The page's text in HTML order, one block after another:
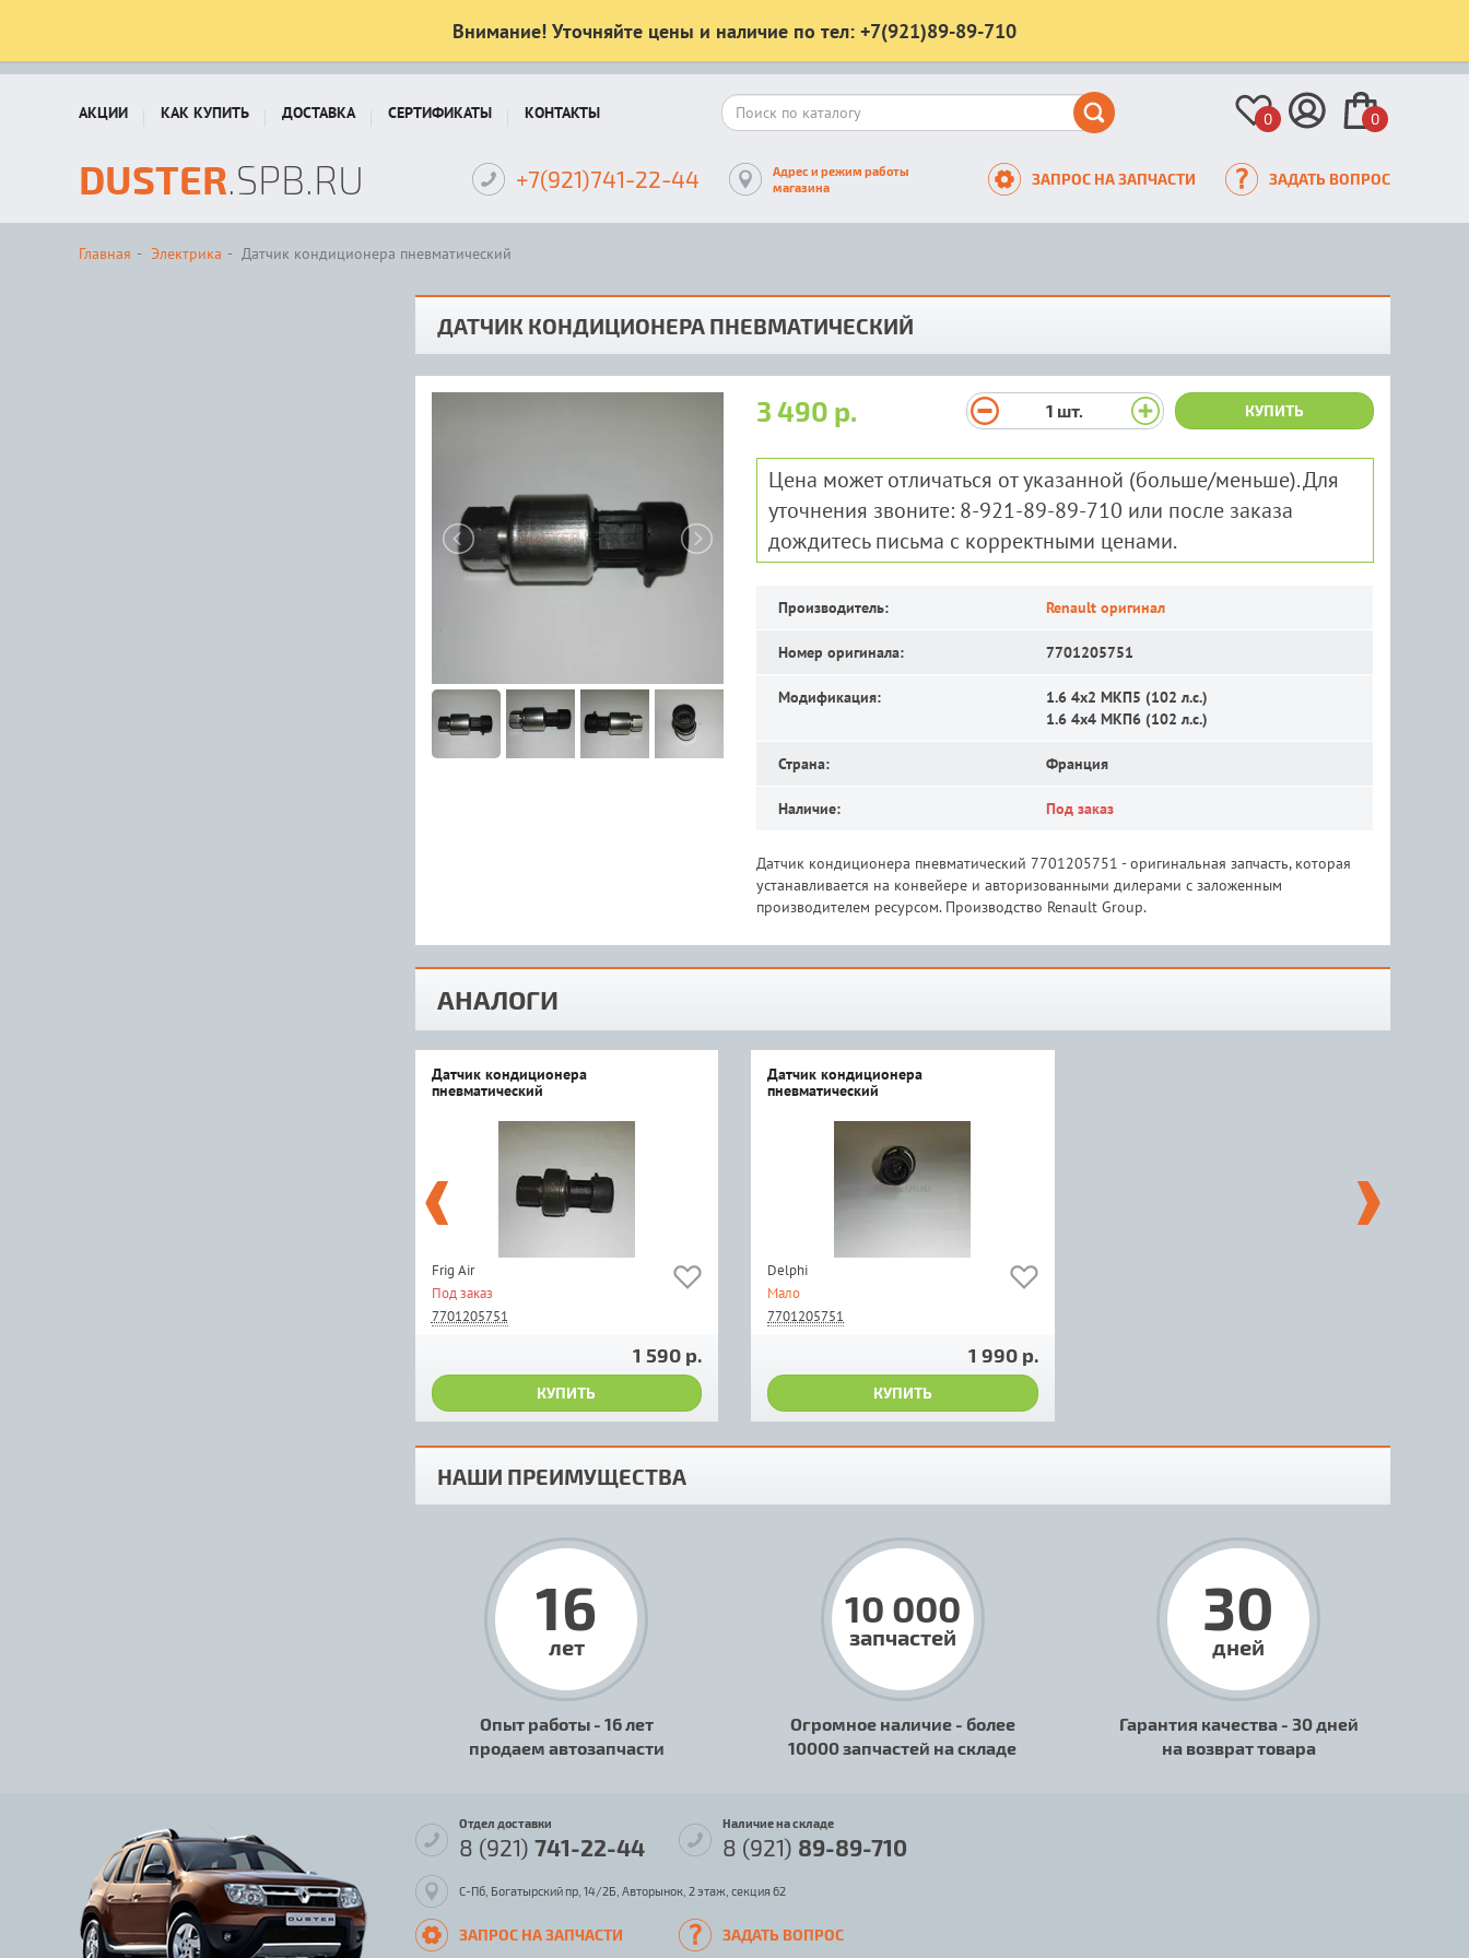
Внимание! Уточняйте цены и наличие по тел: +7(921)89-89-710
АКЦИИ КАК КУПИТЬ ДОСТАВКА СЕРТИФИКАТЫ КОНТАКТЫ 0 0
DUSTER.SPB.RU +7(921)741-22-44
Адрес и режим работы
магазина
ЗАПРОС НА ЗАПЧАСТИ ЗАДАТЬ ВОПРОС
Главная Электрика Датчик кондиционера пневматический
ДАТЧИК КОНДИЦИОНЕРА ПНЕВМАТИЧЕСКИЙ
3 490 р. 1 шт. КУПИТЬ
Цена может отличаться от указанной (больше/меньше). Для
уточнения звоните: 8-921-89-89-710 или после заказа
дождитесь письма с корректными ценами.
Производитель: Renault оригинал
Номер оригинала: 7701205751
Модификация:
1.6 4x2 MКП5 (102 л.с.)
1.6 4x4 MКП6 (102 л.с.)
Страна: Франция
Наличие: Под заказ
Датчик кондиционера пневматический 7701205751 - оригинальная запчасть, которая
устанавливается на конвейере и авторизованными дилерами с заложенным
производителем ресурсом. Производство Renault Group.
АНАЛОГИ
Датчик кондиционера
пневматический
Frig Air
Под заказ
7701205751
1 590 р.
КУПИТЬ
Датчик кондиционера
пневматический
Delphi
Мало
7701205751
1 990 р.
КУПИТЬ
НАШИ ПРЕИМУЩЕСТВА
16
лет
Опыт работы - 16 лет
продаем автозапчасти
10 000
запчастей
Огромное наличие - более
10000 запчастей на складе
30
дней
Гарантия качества - 30 дней
на возврат товара
Отдел доставки
8 (921) 741-22-44
Наличие на складе
8 (921) 89-89-710
С-Пб, Богатырский пр, 14/2Б, Авторынок, 2 этаж, секция 62
ЗАПРОС НА ЗАПЧАСТИ ЗАДАТЬ ВОПРОС